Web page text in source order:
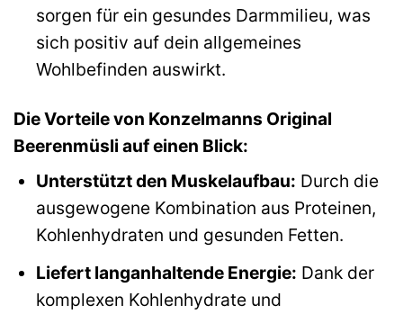
sorgen für ein gesundes Darmmilieu, was
sich positiv auf dein allgemeines
Wohlbefinden auswirkt.
Die Vorteile von Konzelmanns Original
Beerenmüsli auf einen Blick:
Unterstützt den Muskelaufbau: Durch die
ausgewogene Kombination aus Proteinen,
Kohlenhydraten und gesunden Fetten.
Liefert langanhaltende Energie: Dank der
komplexen Kohlenhydrate und